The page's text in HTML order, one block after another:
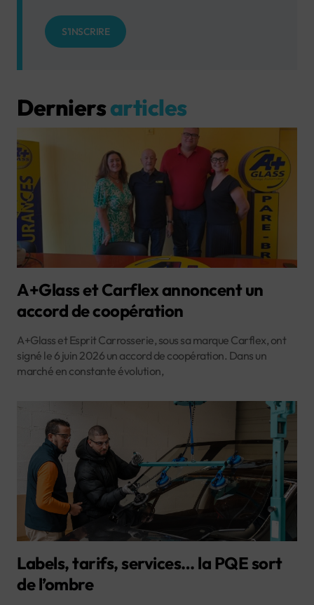
S'INSCRIRE
Derniersarticles
A+Glass et Carflex annoncent un
accord de coopération
A+Glass et Esprit Carrosserie, sous sa marque Carflex, ont
signé le 6 juin 2026 un accord de coopération. Dans un
marché en constante évolution,
Labels, tarifs, services… la PQE sort
de l’ombre